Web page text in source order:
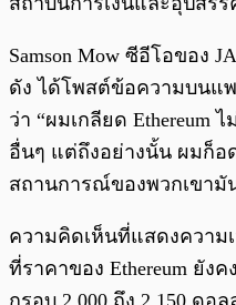
Samson Mow ซีอีโอของ
ดัง ได้โพสต์ข้อความบนแ
ว่า “ผมเกลียด Ethereum
อื่นๆ แต่ถึงอย่างนั้น ผมก็อ
สถานการณ์ของพวกเขา
ความคิดเห็นที่แสดงความ
ที่ราคาของ Ethereum ยัง